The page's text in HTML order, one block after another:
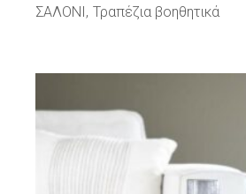
ΣΑΛΟΝΙ Τραπέζια βοηθητικά